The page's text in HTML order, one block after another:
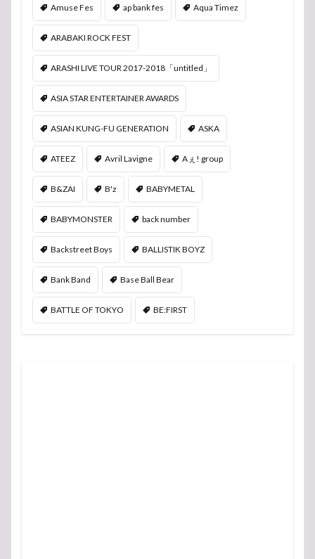
Amuse Fes ap bank fes Aqua Timez
ARABAKI ROCK FEST
ARASHI LIVE TOUR 2017-2018「untitled」
ASIA STAR ENTERTAINER AWARDS
ASIAN KUNG-FU GENERATION ASKA
ATEEZ Avril Lavigne Aぇ! group
B&ZAI B'z BABYMETAL
BABYMONSTER back number
Backstreet Boys BALLISTIK BOYZ
Bank Band Base Ball Bear
BATTLE OF TOKYO BE:FIRST